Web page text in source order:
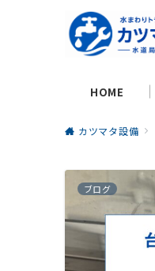
HOME
カツマタ設備
ブログ